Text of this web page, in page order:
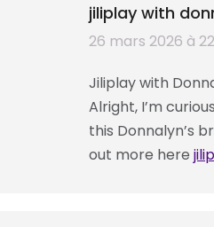
jiliplay with
dit
26 mars 2026 à
Jiliplay with
Alright, I’m
this Donnalyn’s
out more here